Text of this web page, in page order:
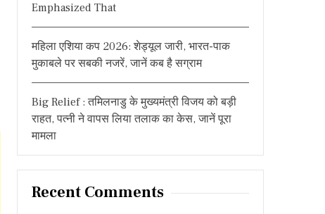
Emphasized That
महिला एशिया कप 2026: शेड्यूल जारी, भारत-पाक
मुकाबले पर सबकी नजरें, जानें कब है सग्राम
Big Relief : तमिलनाडु के मुख्यमंत्री विजय को बड़ी
राहत, पत्नी ने वापस लिया तलाक का केस, जानें पूरा
मामला
Recent Comments